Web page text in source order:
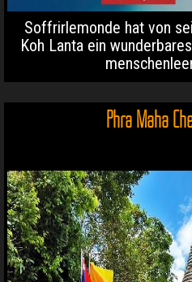
Soffrirlemonde hat von
Koh Lanta ein
Phra Maha